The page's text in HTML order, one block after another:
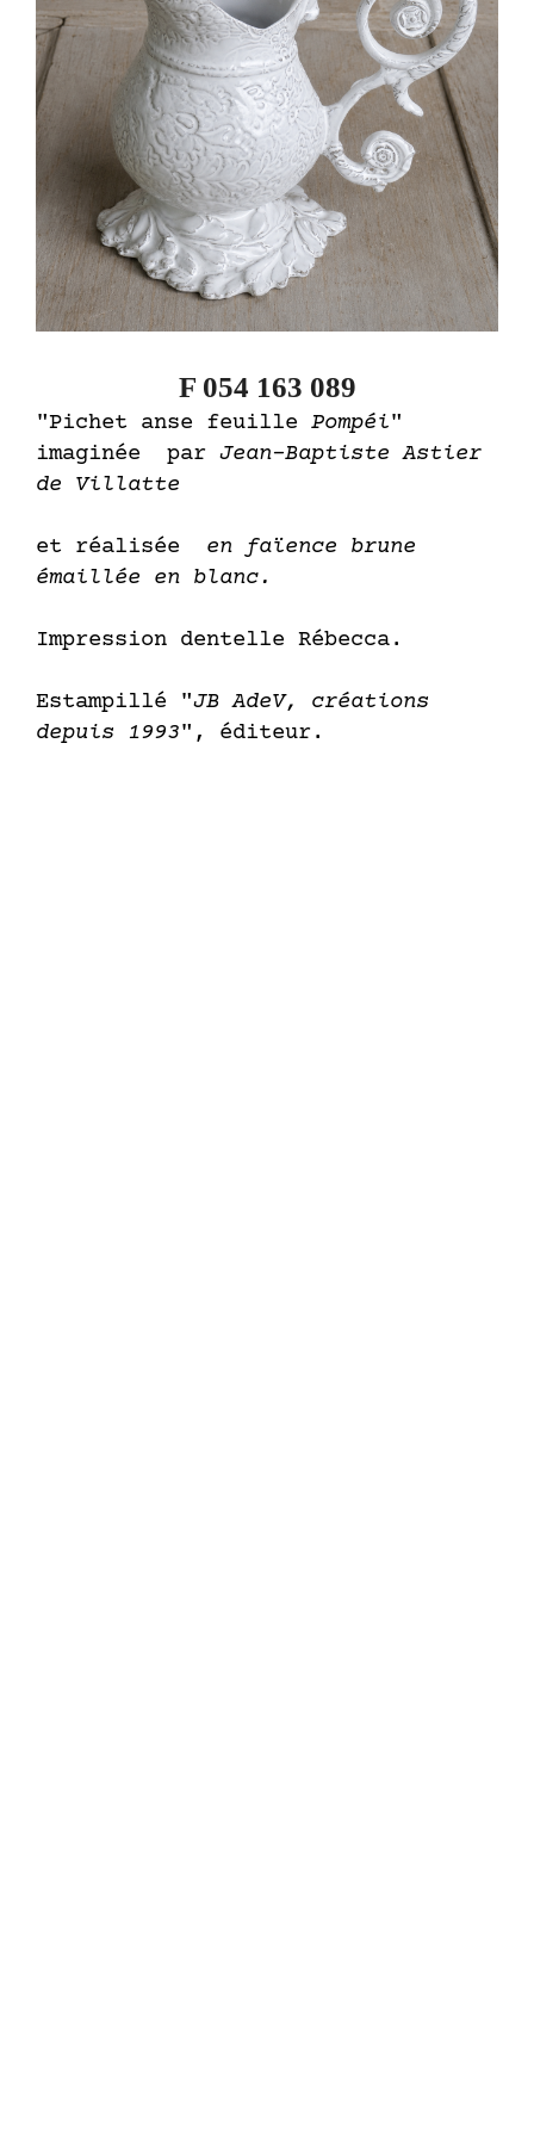
F 054 163 089
"Pichet anse feuille Pompéi"
imaginée par Jean-Baptiste Astier
de Villatte
et réalisée en faïence brune
émaillée en blanc.
Impression dentelle Rébecca.
Estampillé "JB AdeV, créations
depuis 1993", éditeur.